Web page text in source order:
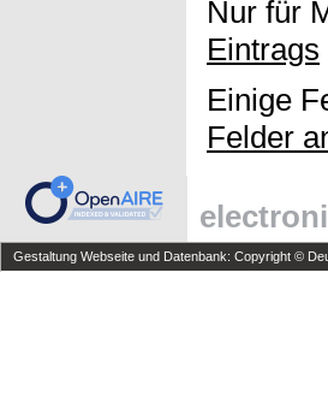
Nur für
Eintrags
Einige
Felder
Gestaltung Webseite und Datenbank: Copyright ©